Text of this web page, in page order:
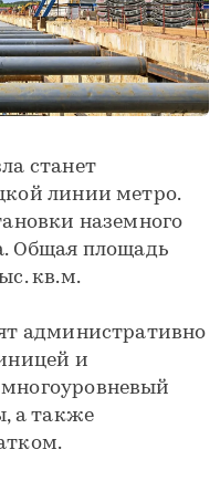
станет
линии метро.
наземного
Общая площадь
кв.м.
административно
и
а также